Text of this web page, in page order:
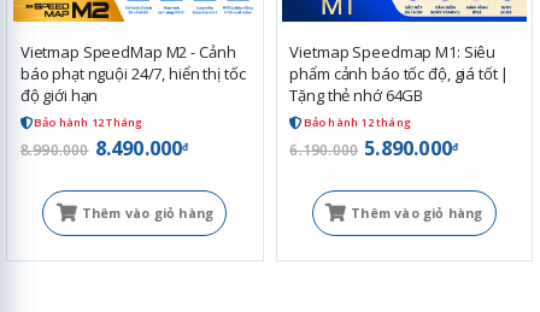
Vietmap SpeedMap M2 - Cảnh
báo phạt nguội 24/7, hiển thị tốc
độ giới hạn
Bảo hành 12 Tháng
8.990.000 8.490.000đ
Thêm vào giỏ hàng
Vietmap Speedmap M1: Siêu
phẩm cảnh báo tốc độ, giá tốt |
Tặng thẻ nhớ 64GB
Bảo hành 12 tháng
6.190.000 5.890.000đ
Thêm vào giỏ hàng